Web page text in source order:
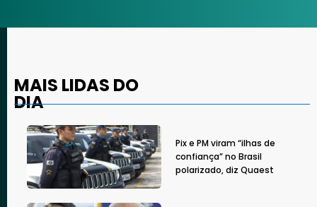
MAIS LIDAS DO
DIA
Pix e PM viram “ilhas de
confiança” no Brasil
polarizado, diz Quaest